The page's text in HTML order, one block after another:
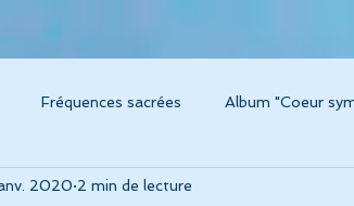
Fréquences sacrées Album "Coeur
Caresse Instruments thérapeutiques
2020 2 min de lecture